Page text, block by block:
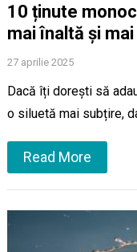
10 ținute
mai înaltă și
27 aprilie 2025
Dacă îți dorești să
o siluetă mai subțire,
Read More